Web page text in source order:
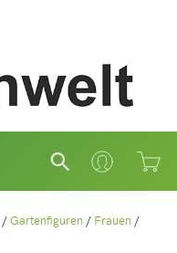
Suchen
/Gartenfiguren / Frauen /